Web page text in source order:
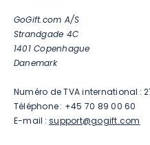
GoGift.com A/S
Strandgade 4C
1401 Copenhague
Danemark
Numéro de TVA international :
Téléphone : +45 70 89 00 60
E-mail :support@gogift.com